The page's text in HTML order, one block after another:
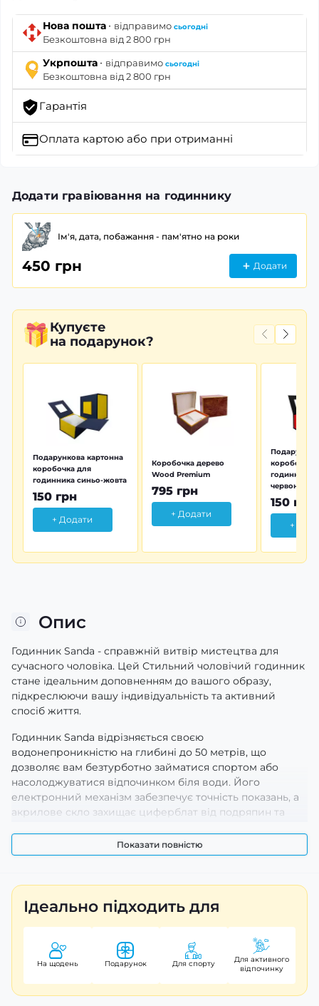
Нова пошта · відправимо сьогодні
Безкоштовна від 2 800 грн
Укрпошта · відправимо сьогодні
Безкоштовна від 2 800 грн
Гарантія
Оплата картою або при отриманні
Додати гравіювання на годиннику
Ім'я, дата, побажання - пам'ятно на роки
450 грн Додати
Купуєте
на подарунок?
Подарункова картонна
коробочка для
годинника синьо-жовта
150 грн
+ Додати
Коробочка дерево
Wood Premium
795 грн
+ Додати
коробочка
годинника
червона
150 грн
+
Опис
Годинник Sanda - справжній витвір мистецтва для
сучасного чоловіка. Цей Стильний чоловічий годинник
стане ідеальним доповненням до вашого образу,
підкреслюючи вашу індивідуальність та активний
спосіб життя.
Годинник Sanda відрізняється своєю
водонепроникністю на глибині до 50 метрів, що
дозволяє вам безтурботно займатися спортом або
насолоджуватися відпочинком біля води. Його
електронний механізм забезпечує точність показань, а
акрилове скло захищає циферблат від подряпин та
Розміри: корпус годинника має діаметр 57 мм, що
додає класичного вигляду, а чорний колір підкреслює
спортивний стиль. Завдяки каучуковому ремінцю
довжиною 26 см і широким можливостям регулювання
ви зможете легко налаштувати його під свій зап’ясток.
Функції:
Будильник
Календар
Світовий час
Показати повністю
Ідеально підходить для
На щодень Подарунок Для спорту
Для активного
відпочинку